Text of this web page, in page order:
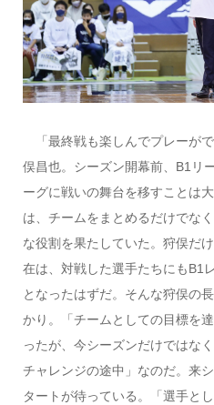
「最終戦も楽しんでプレーが
俣昌也。シーズン開幕前、B1リ
ーグに戦いの舞台を移すことは
は、チームをまとめるだけでな
な役割を果たしていた。狩俣だ
在は、対戦した選手たちにもB1
となったはずだ。そんな狩俣の
かり。「チームとしての目標を
ったが、今シーズンだけではな
チャレンジの途中」なのだ。来
タートが待っている。「選手と